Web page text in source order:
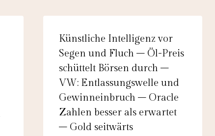
Künstliche Intelligenz vor
Segen und Fluch – Öl-Preis
schüttelt Börsen durch –
VW: Entlassungswelle und
Gewinneinbruch – Oracle
Zahlen besser als erwartet
– Gold seitwärts